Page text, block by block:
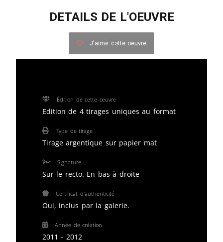
DETAILS DE L'OEUVRE
J'aime cette oeuvre
Édition de cette œuvre
Edition de 4 tirages uniques au format
Type de tirage
Tirage argentique sur papier mat
Signature
Sur le recto. En bas à droite
Certificat d'authenticité
Oui, inclus par la galerie.
Année de création
2011 - 2012